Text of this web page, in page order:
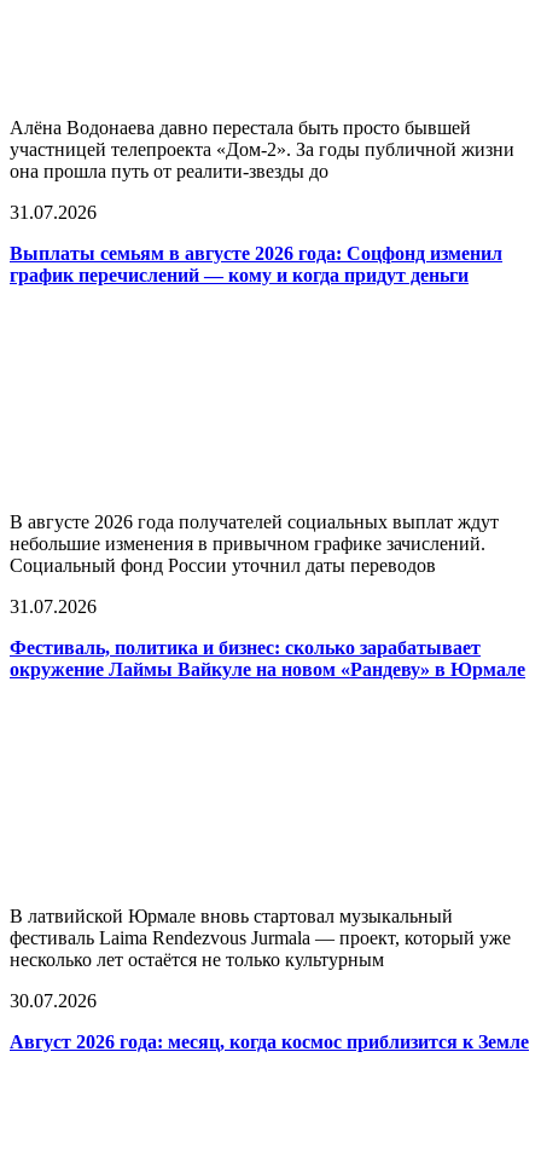
Алёна Водонаева давно перестала быть просто бывшей
участницей телепроекта «Дом-2». За годы публичной жизни
она прошла путь от реалити-звезды до
31.07.2026
Выплаты семьям в августе 2026 года: Соцфонд изменил
график перечислений — кому и когда придут деньги
В августе 2026 года получателей социальных выплат ждут
небольшие изменения в привычном графике зачислений.
Социальный фонд России уточнил даты переводов
31.07.2026
Фестиваль, политика и бизнес: сколько зарабатывает
окружение Лаймы Вайкуле на новом «Рандеву» в Юрмале
В латвийской Юрмале вновь стартовал музыкальный
фестиваль Laima Rendezvous Jurmala — проект, который уже
несколько лет остаётся не только культурным
30.07.2026
Август 2026 года: месяц, когда космос приблизится к Земле